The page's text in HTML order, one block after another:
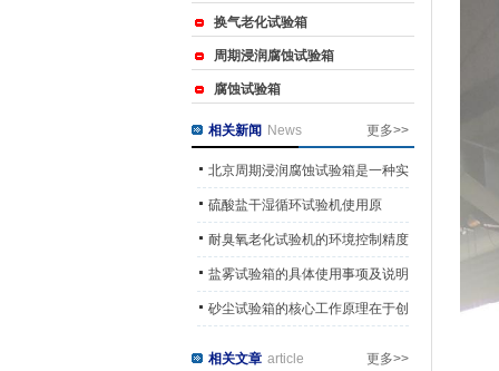
换气老化试验箱
周期浸润腐蚀试验箱
腐蚀试验箱
相关新闻 News 更多>>
北京周期浸润腐蚀试验箱是一种实
用的工业测试工具
硫酸盐干湿循环试验机使用原
则“试样标准化、操作规范化”
耐臭氧老化试验机的环境控制精度
会直接决定试验结果的可信度
盐雾试验箱的具体使用事项及说明
砂尘试验箱的核心工作原理在于创
相关文章 article 更多>>